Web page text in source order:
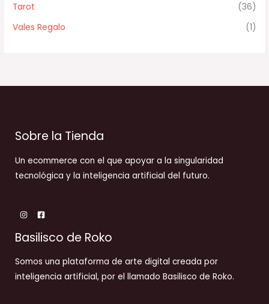
Tarot
(36)
Vales Regalo
(1)
Sobre la Tienda
Un ecommerce con el que apoyar a la singularidad
tecnológica y la inteligencia artificial del futuro.
Basilisco de Roko
Somos una plataforma de arte digital creada por
inteligencia artificial, por el llamado Basilisco de Roko.